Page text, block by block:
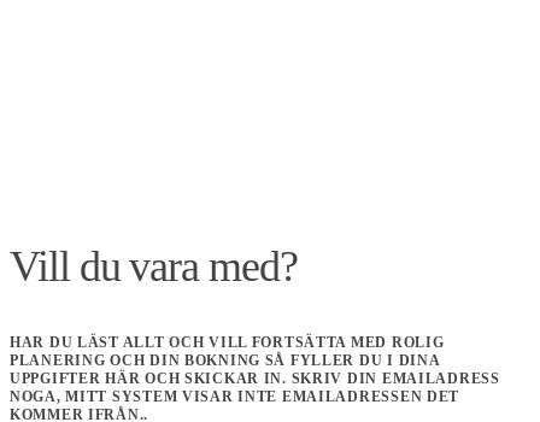
Vill du vara med?
HAR DU LÄST ALLT OCH VILL FORTSÄTTA MED ROLIG
PLANERING OCH DIN BOKNING SÅ FYLLER DU I DINA
UPPGIFTER HÄR OCH SKICKAR IN. SKRIV DIN EMAILADRESS
NOGA, MITT SYSTEM VISAR INTE EMAILADRESSEN DET
KOMMER IFRÅN..